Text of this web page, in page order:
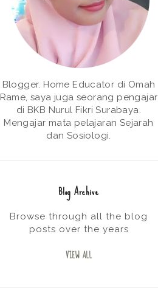
Blogger. Home Educator di Omah
Rame, saya juga seorang pengajar
di BKB Nurul Fikri Surabaya.
Mengajar mata pelajaran Sejarah
dan Sosiologi.
Blog Archive
Browse through all the blog
posts over the years
VIEW ALL